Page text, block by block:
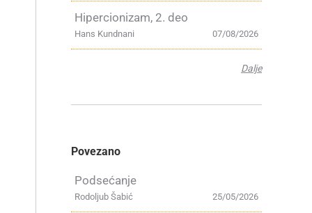
Hipercionizam, 2. deo
07/08/2026
Hans Kundnani
Dalje
Povezano
Podsećanje
25/05/2026
Rodoljub Šabić